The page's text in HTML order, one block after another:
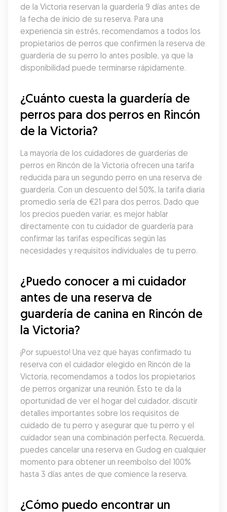
de la Victoria reservan la guardería 9 días antes de
la fecha de inicio de su reserva. Para una
experiencia sin estrés, recomendamos a todos los
propietarios de perros que confirmen la reserva de
guardería de su perro lo antes posible, ya que la
disponibilidad puede terminarse rápidamente.
¿Cuánto cuesta la guardería de
perros para dos perros en Rincón
de la Victoria?
La mayoría de los cuidadores de guarderías de
perros en Rincón de la Victoria ofrecen una tarifa
reducida para un segundo perro en una reserva de
guardería. Con un descuento del 50%, la tarifa diaria
promedio sería de €21 para dos perros. Dado que
los precios pueden variar, es mejor hablar
directamente con tu cuidador de guardería para
confirmar las tarifas específicas según las
necesidades y requisitos individuales de tu perro.
¿Puedo conocer a mi cuidador
antes de una reserva de
guardería de canina en Rincón de
la Victoria?
¡Por supuesto! Una vez que hayas confirmado tu
reserva con el cuidador elegido en Rincón de la
Victoria, recomendamos a todos los propietarios
de perros organizar una reunión. Esto te da la
oportunidad de ver el hogar del cuidador, discutir
detalles importantes sobre los requisitos de
cuidado de tu perro y asegurar que tu perro y el
cuidador sean una combinación perfecta. Recuerda,
puedes cancelar una reserva en Gudog en cualquier
momento para obtener un reembolso del 100%
hasta 3 días antes de que comience la reserva.
¿Cómo puedo encontrar un